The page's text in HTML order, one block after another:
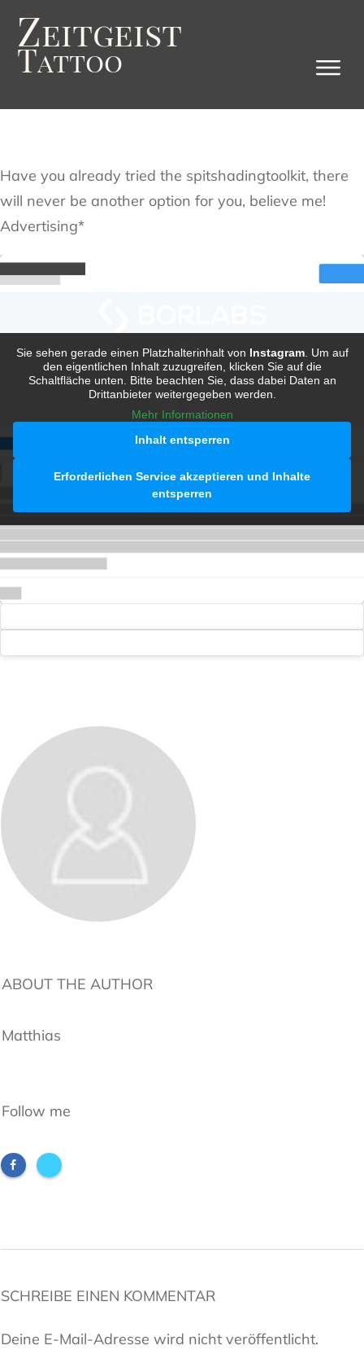
Zeitgeist
Tattoo
Have you already tried the spitshadingtoolkit, there
will never be another option for you, believe me!
Advertising*
Sie sehen gerade einen Platzhalterinhalt von Instagram. Um auf
den eigentlichen Inhalt zuzugreifen, klicken Sie auf die
Schaltfläche unten. Bitte beachten Sie, dass dabei Daten an
Drittanbieter weitergegeben werden.
Mehr Informationen
Inhalt entsperren
Erforderlichen Service akzeptieren und Inhalte
entsperren
ABOUT THE AUTHOR
Matthias
Follow me
SCHREIBE EINEN KOMMENTAR
Deine E-Mail-Adresse wird nicht veröffentlicht.